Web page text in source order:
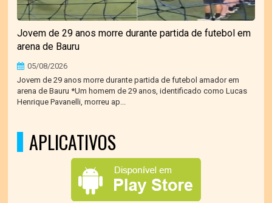
Jovem de 29 anos morre durante partida de futebol em
arena de Bauru
05/08/2026
Jovem de 29 anos morre durante partida de futebol amador em
arena de Bauru *Um homem de 29 anos, identificado como Lucas
Henrique Pavanelli, morreu ap...
APLICATIVOS